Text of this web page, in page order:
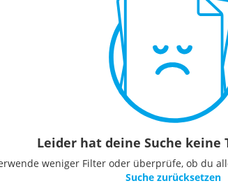
Leider hat deine Suche
weniger Filter oder überprüfe, ob du
Suche zurücksetzen